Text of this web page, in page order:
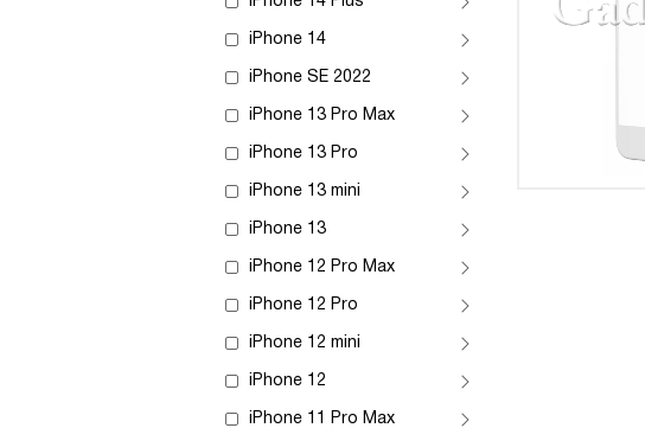
iPhone 14
iPhone SE 2022
iPhone 13 Pro Max
iPhone 13 Pro
iPhone 13 mini
iPhone 13
iPhone 12 Pro Max
iPhone 12 Pro
iPhone 12 mini
iPhone 12
iPhone 11 Pro Max